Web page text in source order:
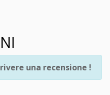
una recensione !